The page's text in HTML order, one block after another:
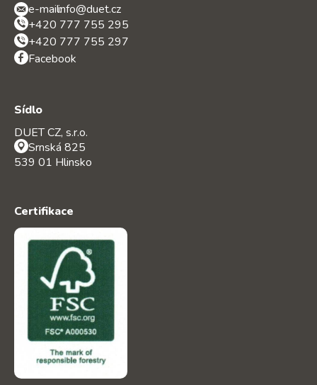
e-mail:info@duet.cz
+420 777 755 295
+420 777 755 297
Facebook
Sídlo
DUET CZ, s.r.o.
Srnská 825
539 01 Hlinsko
Certifikace